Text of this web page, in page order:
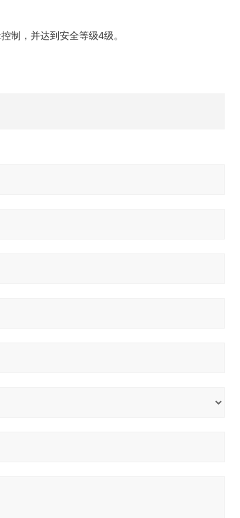
制，并达到安全等级4级。